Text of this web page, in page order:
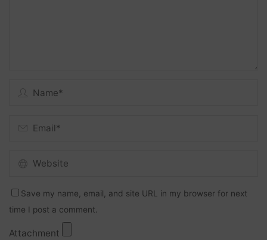
Save my name, email, and site URL in my browser for next
time I post a comment.
Attachment